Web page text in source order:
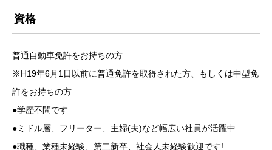
資格
普通自動車免許をお持ちの方
※H19年6月1日以前に普通免許を取得された方、もしくは中型免
許をお持ちの方
●学歴不問です
●ミドル層、フリーター、主婦(夫)など幅広い社員が活躍中
●職種、業種未経験、第二新卒、社会人未経験歓迎です!